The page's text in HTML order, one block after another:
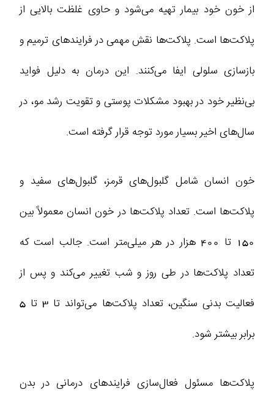
از خون خود بیمار تهیه می‌شود و حاوی غلظت بالایی از
پلاکت‌ها است. پلاکت‌ها نقش مهمی در فرایندهای ترمیم و
بازسازی سلولی ایفا می‌کنند. این درمان به دلیل فواید
بی‌نظیر خود در بهبود مشکلات پوستی و تقویت رشد مو، در
سال‌های اخیر بسیار مورد توجه قرار گرفته است.
خون انسان شامل گلبول‌های قرمز، گلبول‌های سفید و
پلاکت‌ها است. تعداد پلاکت‌ها در خون انسان معمولاً بین
150 تا 400 هزار در هر میلی‌متر است. جالب است که
تعداد پلاکت‌ها در طی روز و شب تغییر می‌کند و پس از
فعالیت بدنی سنگین، تعداد پلاکت‌ها می‌تواند تا 3 تا 5
برابر بیشتر شود.
پلاکت‌ها مسئول فعال‌سازی فرایندهای درمانی در بدن